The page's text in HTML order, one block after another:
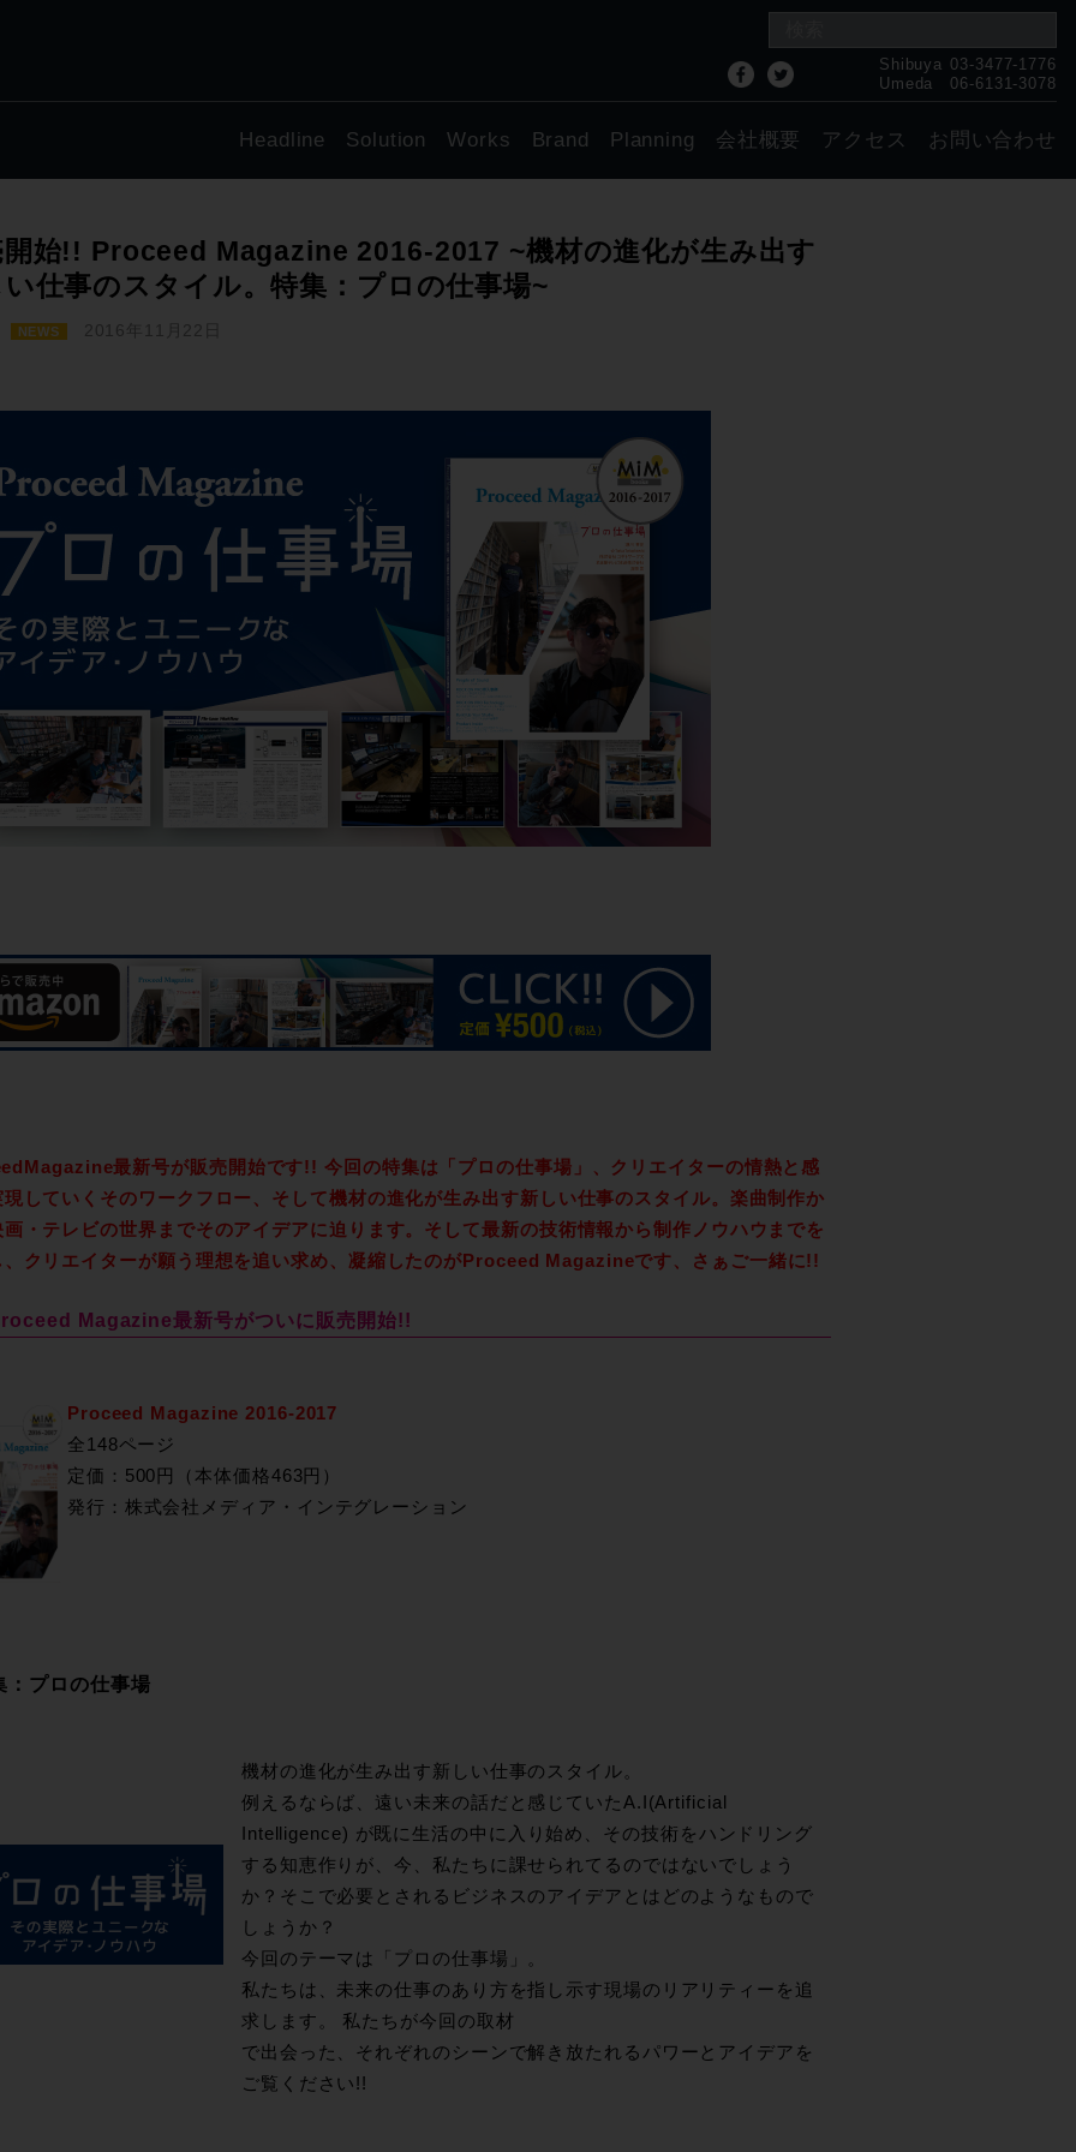
Shibuya 03-3477-1776
Umeda
06-6131-3078
Headline Solution Works Brand Planning 会社概要 アクセス お問い合わせ
開始!! Proceed Magazine 2016-2017 ~機材の進化が生み出す
仕事のスタイル。特集：プロの仕事場~
NEWS 2016年11月22日
最新号が販売開始です!! 今回の特集は「プロの仕事場」、クリエイターの情熱と感
現していくそのワークフロー、そして機材の進化が生み出す新しい仕事のスタイル。楽曲制作か
画・テレビの世界までそのアイデアに迫ります。そして最新の技術情報から制作ノウハウまでを
、クリエイターが願う理想を追い求め、凝縮したのがProceed Magazineです、さぁご一緒に!!
Magazine最新号がついに販売開始!!
Proceed Magazine 2016-2017
全148ページ
定価：500円（本体価格463円）
発行：株式会社メディア・インテグレーション
プロの仕事場
機材の進化が生み出す新しい仕事のスタイル。
例えるならば、遠い未来の話だと感じていたA.I(Artificial
Intelligence) が既に生活の中に入り始め、その技術をハンドリング
する知恵作りが、今、私たちに課せられてるのではないでしょう
か？そこで必要とされるビジネスのアイデアとはどのようなもので
しょうか？
今回のテーマは「プロの仕事場」。
私たちは、未来の仕事のあり方を指し示す現場のリアリティーを追
求します。 私たちが今回の取材
で出会った、それぞれのシーンで解き放たれるパワーとアイデアを
ご覧ください!!